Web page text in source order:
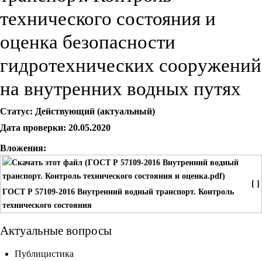
технического состояния и
оценка безопасности
гидротехнических сооружений
на внутренних водных путях
Статус: Действующий (актуальный)
Дата проверки: 20.05.2020
Вложения:
ГОСТ Р 57109-2016 Внутренний водный транспорт. Контроль
технического состояния
[ ]
Актуальные вопросы
Публицистика